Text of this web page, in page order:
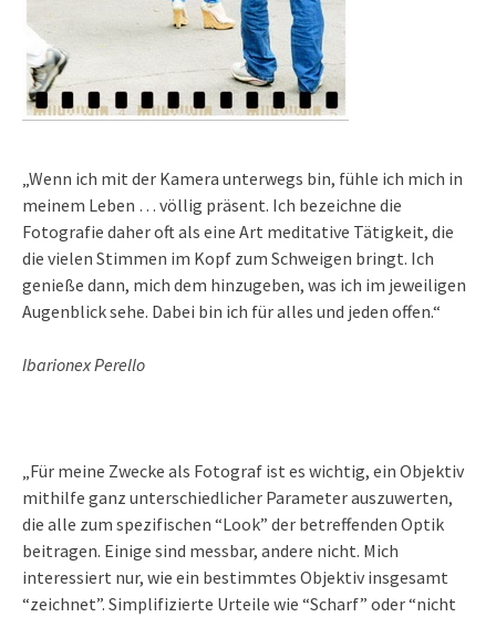
„Wenn ich mit der Kamera unterwegs bin, fühle ich mich in
meinem Leben … völlig präsent. Ich bezeichne die
Fotografie daher oft als eine Art meditative Tätigkeit, die
die vielen Stimmen im Kopf zum Schweigen bringt. Ich
genieße dann, mich dem hinzugeben, was ich im jeweiligen
Augenblick sehe. Dabei bin ich für alles und jeden offen.“
Ibarionex Perello
„Für meine Zwecke als Fotograf ist es wichtig, ein Objektiv
mithilfe ganz unterschiedlicher Parameter auszuwerten,
die alle zum spezifischen “Look” der betreffenden Optik
beitragen. Einige sind messbar, andere nicht. Mich
interessiert nur, wie ein bestimmtes Objektiv insgesamt
“zeichnet”. Simplifizierte Urteile wie “Scharf” oder “nicht